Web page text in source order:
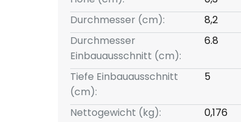
Durchmesser (cm):
8,2
Durchmesser
Einbauausschnitt (cm):
6.8
Tiefe Einbauausschnitt
(cm):
5
Nettogewicht (kg): 0,176